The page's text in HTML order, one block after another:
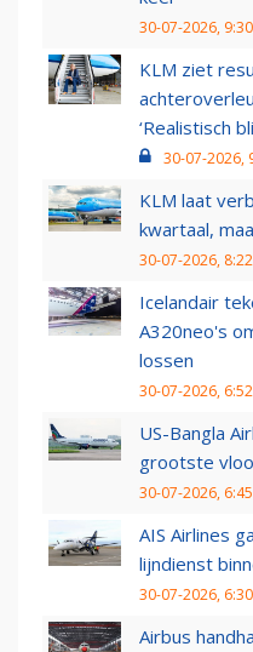
30-07-2026, 9:30
KLM ziet
‘Realistisch
30-07-2026,
KLM laat
kwartaal,
30-07-2026, 8:22
Icelandair
A320neo's
lossen
30-07-2026, 6:52
US-Bangla
grootste
30-07-2026, 6:45
AIS Airlines
lijndienst
30-07-2026, 6:30
Airbus